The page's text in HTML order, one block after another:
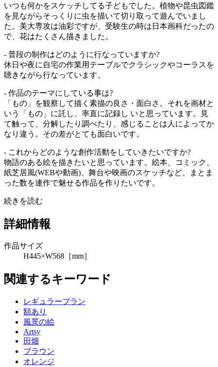
いつも何かをスケッチしてる子どもでした。植物や昆虫図鑑
を見ながらそっくりに虫を描いて切り取って遊んでいまし
た。美大専攻は油彩ですが、受験生の時は日本画科だったの
で、花はたくさん描きました。
- 普段の制作はどのように行なっていますか?
休日や夜に自宅の作業用テーブルでクラシックやコーラスを
聴きながら行なっています。
- 作品のテーマにしている事は?
「もの」を観察して描く素描の良さ・面白さ。それを画材と
いう「もの」に託し、率直に記録し いと思っています。見
て触って、分解したり調べたり、感じることは人によってか
なり違う。その差がとても面白いです。
- これからどのような創作活動をしていきたいですか?
物語のある絵を描きたいと思っています。絵本、コミック、
紙芝居風(WEBや動画)、舞台や映画のスケッチなど、まとま
った数を連作で魅せる作品を作りたいです。
続きを読む
詳細情報
作品サイズ
H445×W568［mm］
関連するキーワード
レギュラープラン
額あり
風景の絵
Artsy
田畑
ブラウン
オレンジ